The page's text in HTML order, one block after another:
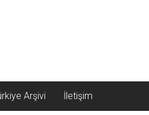
Arşivi İletişim